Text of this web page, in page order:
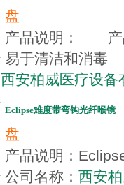
盘
产品说明：
易于清洁和消
西安柏威医疗设备
Eclipse难度带弯钩光纤喉镜
盘
产品说明：
公司名称： 西安